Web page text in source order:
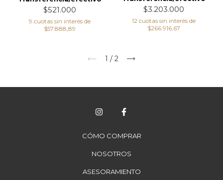
$521.000
9 cuotas sin interés de
$57.888,89
$3.203.000
12 cuotas sin interés de
$266.916,67
1 / 2
CÓMO COMPRAR
NOSOTROS
ASESORAMIENTO